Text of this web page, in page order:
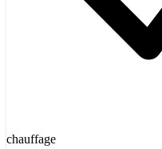
chauffage